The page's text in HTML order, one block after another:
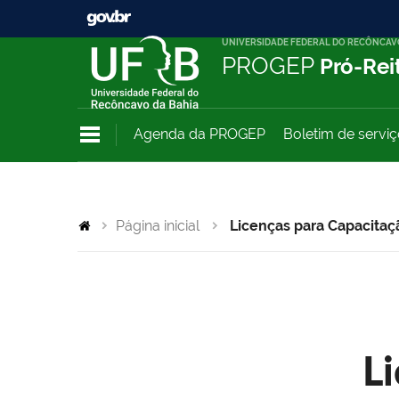
UNIVERSIDADE FEDERAL DO
PROGEP Pró-
Agenda da PROGEP Boletim de
Página inicial Licenças para